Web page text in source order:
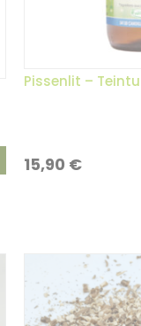
Pissenlit –
15,90 €